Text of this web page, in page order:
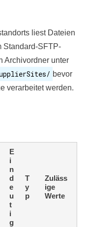
liest Dateien
Standard-SFTP-
Archivordner unter
bevor
verarbeitet werden.
E
i
n
d
e
u
t
i
g
T
y
p
Zuläss
ige
Werte